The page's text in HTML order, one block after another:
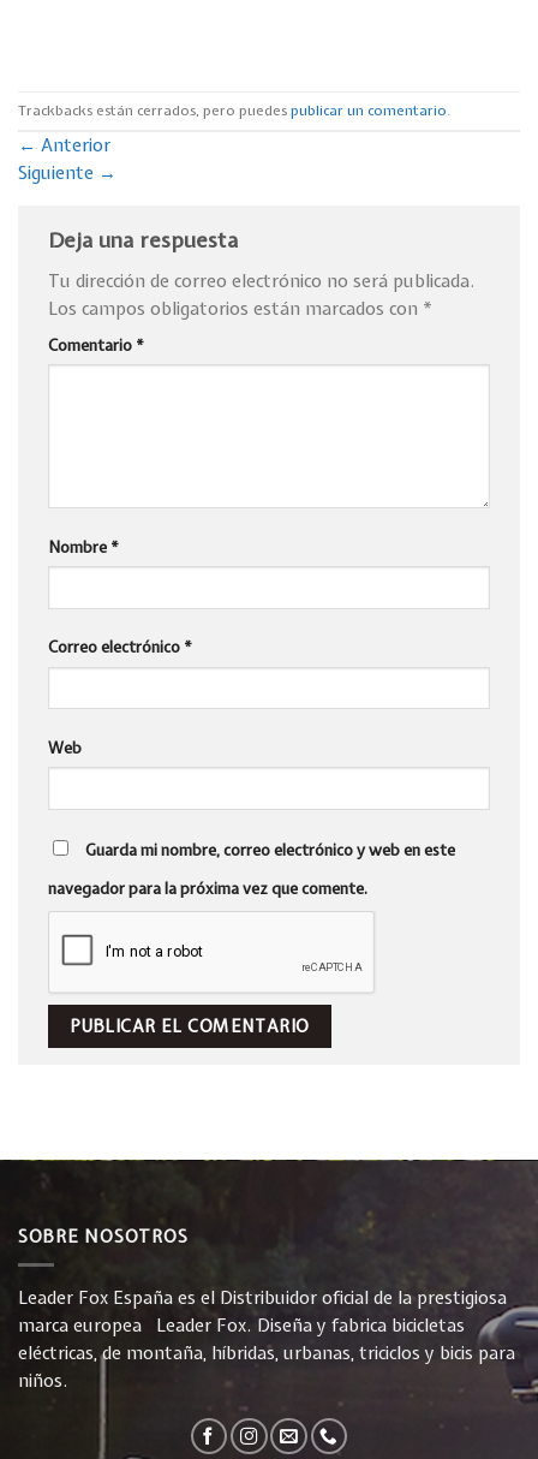
Trackbacks están cerrados, pero puedespublicar un comentario.
← Anterior
Siguiente →
Deja una respuesta
Tu dirección de correo electrónico no será publicada.
Los campos obligatorios están marcados con *
Comentario *
Nombre *
Correo electrónico *
Web
Guarda mi nombre, correo electrónico y web en este
navegador para la próxima vez que comente.
SOBRE NOSOTROS
Leader Fox España es el Distribuidor oficial de la prestigiosa
marca europea Leader Fox. Diseña y fabrica bicicletas
eléctricas, de montaña, híbridas, urbanas, triciclos y bicis para
niños.